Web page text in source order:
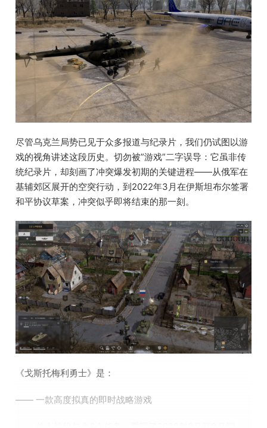
尽管乌克兰局势已见于众多报道与纪录片，我们仍试图以游
戏的视角讲述这段历史。切勿被”游戏”二字误导：它虽非传
统纪录片，却刻画了冲突爆发初期的关键进程——从俄军在
基辅郊区展开的空突行动，到2022年3月在伊斯坦布尔签署
和平协议草案，冲突似乎即将结束的那一刻。
《戈斯托梅利勇士》是：
—— 一款高度拟真的即时战略游戏